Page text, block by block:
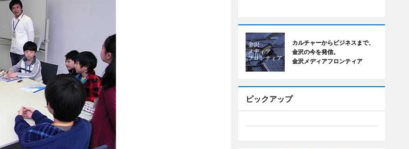
カルチャーからビジネスまで、
金沢の今を発信。
金沢メディアフロンティア
ピックアップ